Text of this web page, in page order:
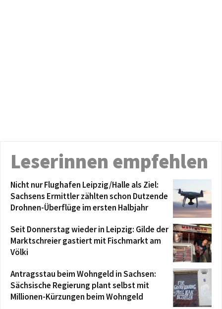
Leserinnen empfehlen
Nicht nur Flughafen Leipzig/Halle als Ziel:
Sachsens Ermittler zählten schon Dutzende
Drohnen-Überflüge im ersten Halbjahr
Seit Donnerstag wieder in Leipzig: Gilde der
Marktschreier gastiert mit Fischmarkt am
Völki
Antragsstau beim Wohngeld in Sachsen:
Sächsische Regierung plant selbst mit
Millionen-Kürzungen beim Wohngeld